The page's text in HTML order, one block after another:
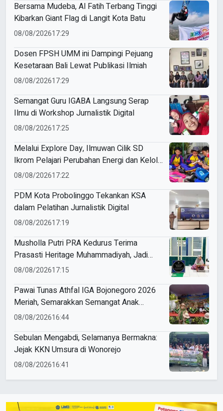
Bersama Mudeba, Al Fatih Terbang Tinggi
Kibarkan Giant Flag di Langit Kota Batu
08/08/202617:29
Dosen FPSH UMM ini Dampingi Pejuang
Kesetaraan Bali Lewat Publikasi Ilmiah
08/08/202617:29
Semangat Guru IGABA Langsung Serap
Ilmu di Workshop Jurnalistik Digital
08/08/202617:25
Melalui Explore Day, Ilmuwan Cilik SD
Ikrom Pelajari Perubahan Energi dan Kelola
Sampah demi Bumi
08/08/202617:22
PDM Kota Probolinggo Tekankan KSA
dalam Pelatihan Jurnalistik Digital
08/08/202617:19
Musholla Putri PRA Kedurus Terima
Prasasti Heritage Muhammadiyah, Jadi
Pengingat Sejarah Dakwah dan Amal Saleh
08/08/202617:15
Pawai Tunas Athfal IGA Bojonegoro 2026
Meriah, Semarakkan Semangat Anak
Sholeh Berkemajuan
08/08/202616:44
Sebulan Mengabdi, Selamanya Bermakna:
Jejak KKN Umsura di Wonorejo
08/08/202616:41